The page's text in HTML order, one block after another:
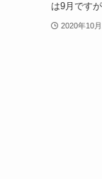
は9月です
2020年10